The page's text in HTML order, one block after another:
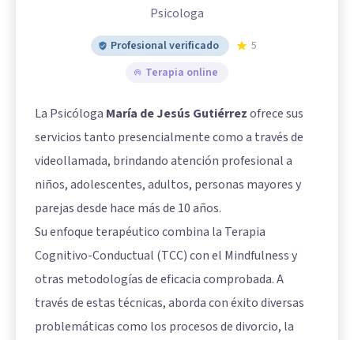
Psicologa
Profesional verificado
5
Terapia online
La Psicóloga María de Jesús Gutiérrezofrece sus
servicios tanto presencialmente como a través de
videollamada, brindando atención profesional a
niños, adolescentes, adultos, personas mayores y
parejas desde hace más de 10 años.
Su enfoque terapéutico combina la Terapia
Cognitivo-Conductual (TCC) con el Mindfulness y
otras metodologías de eficacia comprobada. A
través de estas técnicas, aborda con éxito diversas
problemáticas como los procesos de divorcio, la